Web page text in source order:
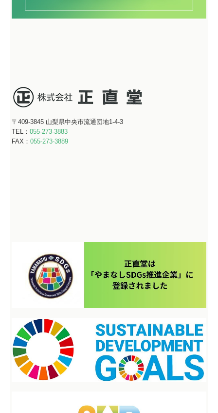
〒409-3845 山梨県中央市流通団地1-4-3
TEL：055-273-3883
FAX：055-273-3889